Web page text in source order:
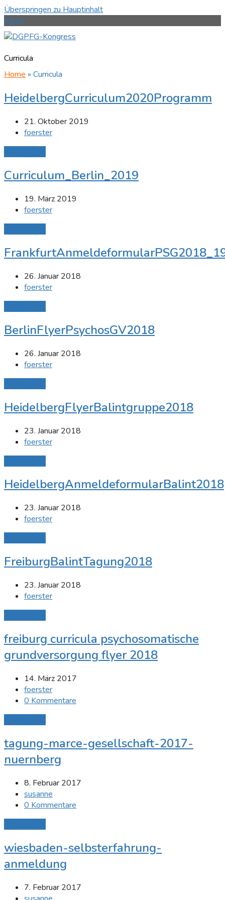
Überspringen zu Hauptinhalt
Menü
Curricula
Home » Curricula
HeidelbergCurriculum2020Programm
21. Oktober 2019
foerster
Curriculum_Berlin_2019
19. März 2019
foerster
26. Januar 2018
foerster
BerlinFlyerPsychosGV2018
26. Januar 2018
foerster
HeidelbergFlyerBalintgruppe2018
23. Januar 2018
foerster
HeidelbergAnmeldeformularBalint2018
23. Januar 2018
foerster
FreiburgBalintTagung2018
23. Januar 2018
foerster
freiburg curricula psychosomatische
grundversorgung flyer 2018
14. März 2017
foerster
0 Kommentare
tagung-marce-gesellschaft-2017-
nuernberg
8. Februar 2017
susanne
0 Kommentare
wiesbaden-selbsterfahrung-
anmeldung
7. Februar 2017